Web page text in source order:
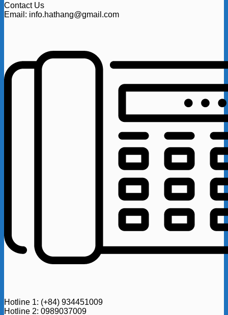
Contact Us
Email: info.hathang@gmail.com
Hotline 1: (+84) 934451009
Hotline 2: 0989037009